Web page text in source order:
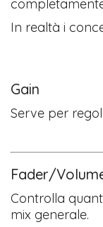
In realtà i
Gain
Serve per
Fader/
Controlla
mix generale.